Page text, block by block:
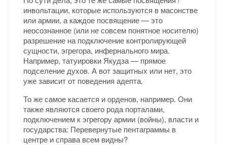
инвольтации, которые используются в масонстве
или армии, а каждое посвящение — это
неосознанное (или не совсем понятное носителю)
разрешение на подключение контролирующей
сущности, эгрегора, инфернального мира.
Например, татуировки Якудза — прямое
подселение духов. А вот защитных или нет, это
уже зависит от поведения адепта.
То же самое касается и орденов, например. Они
также являются своего рода порталами,
подключением к эгрегору армии (войны), власти и
государства: Перевернутые пентаграммы в
центре и справа всем видны?